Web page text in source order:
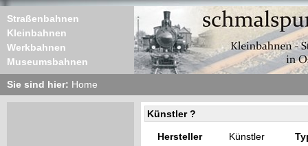
Straßenbahnen
Kleinbahnen
Werkbahnen
Museumsbahnen
Sie sind hier: Home
Künstler ?
Hersteller Künstler